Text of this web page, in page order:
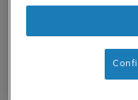
A
sua pele,
elasticidade. Um
pessoas que
alimentar
(juntamente com